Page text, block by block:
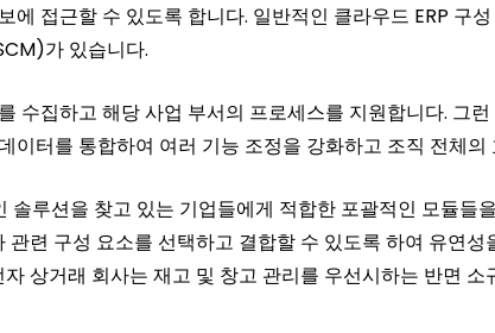
에 접근할 수 있도록 합니다. 일반적인 클라우드 ERP 구
가 있습니다.
수집하고 해당 사업 부서의 프로세스를 지원합니다. 그
이터를 통합하여 여러 기능 조정을 강화하고 조직 전체
솔루션을 찾고 있는 기업들에게 적합한 포괄적인 모듈들
관련 구성 요소를 선택하고 결합할 수 있도록 하여 유연
상거래 회사는 재고 및 창고 관리를 우선시하는 반면